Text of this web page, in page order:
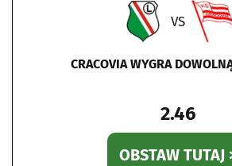
VS
CRACOVIA WYGRA
2.46
OBSTAW TUTAJ